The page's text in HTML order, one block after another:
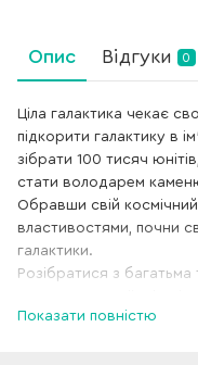
Опис Відгуки 0
Ціла галактика чекає
підкорити галактику в
зібрати 100 тисяч
стати володарем
Обравши свій
властивостями, почни
галактики.
Розібратися з
юніти і купуй на них
Показати повністю